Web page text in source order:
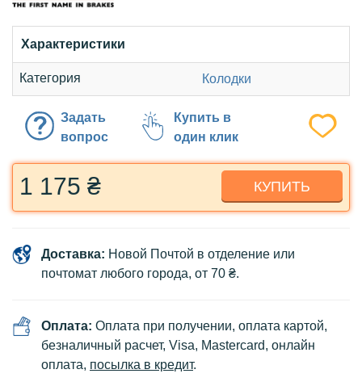
Характеристики
Категория Колодки
Задать
вопрос
Купить в
один клик
1 175 ₴ КУПИТЬ
Доставка: Новой Почтой в отделение или
почтомат любого города, от 70 ₴.
Оплата: Оплата при получении, оплата картой,
безналичный расчет, Visa, Mastercard, онлайн
оплата, посылка в кредит.